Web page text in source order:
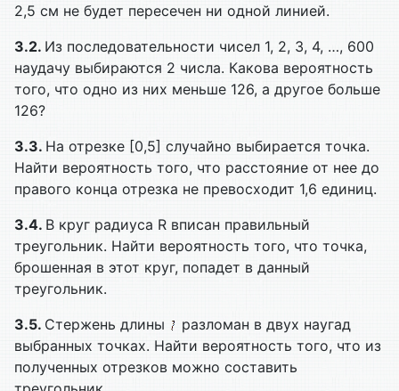
2,5 см не будет пересечен ни одной линией.
3.2. Из последовательности чисел 1, 2, 3, 4, …, 600
наудачу выбираются 2 числа. Какова вероятность
того, что одно из них меньше 126, а другое больше
126?
3.3. На отрезке [0,5] случайно выбирается точка.
Найти вероятность того, что расстояние от нее до
правого конца отрезка не превосходит 1,6 единиц.
3.4. В круг радиуса R вписан правильный
треугольник. Найти вероятность того, что точка,
брошенная в этот круг, попадет в данный
треугольник.
3.5. Стержень длины
разломан в двух наугад
выбранных точках. Найти вероятность того, что из
полученных отрезков можно составить